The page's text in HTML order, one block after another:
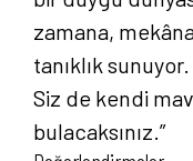
zamana,
tanıklık sunuyor.
Siz de kendi
bulacaksınız.”